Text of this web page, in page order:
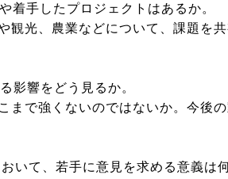
着手したプロジェクトはあるか。
光、農業などについて、課題を
影響をどう見るか。
で強くないのではないか。今後
いて、若手に意見を求める意義は